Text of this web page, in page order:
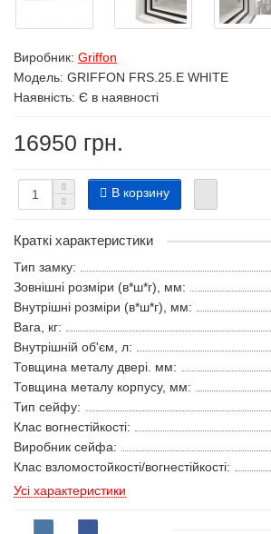
Виробник: Griffon
Модель: GRIFFON FRS.25.E WHITE
Наявність: Є в наявності
16950 грн.
В корзину
Краткі характеристики
Тип замку:
Зовнішні розміри (в*ш*г), мм:
Внутрішні розміри (в*ш*г), мм:
Вага, кг:
Внутрішній об'єм, л:
Товщина металу двері. мм:
Товщина металу корпусу, мм:
Тип сейфу:
Клас вогнестійкості:
Виробник сейфа:
Клас взломостойкості/вогнестійкості:
Усі характеристики